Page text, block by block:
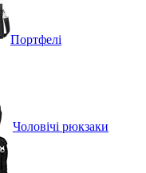
Портфелі
Чоловічі рюкзаки